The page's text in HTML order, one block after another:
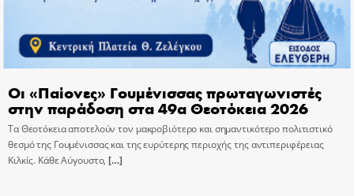
Οι «Παίονες» Γουμένισσας πρωταγωνιστές
στην παράδοση στα 49α Θεοτόκεια 2026
Τα Θεοτόκεια αποτελούν τον μακροβιότερο και σημαντικότερο πολιτιστικό
θεσμό της Γουμένισσας και της ευρύτερης περιοχής της αντιπεριφέρειας
Κιλκίς. Κάθε Αύγουστο, […]